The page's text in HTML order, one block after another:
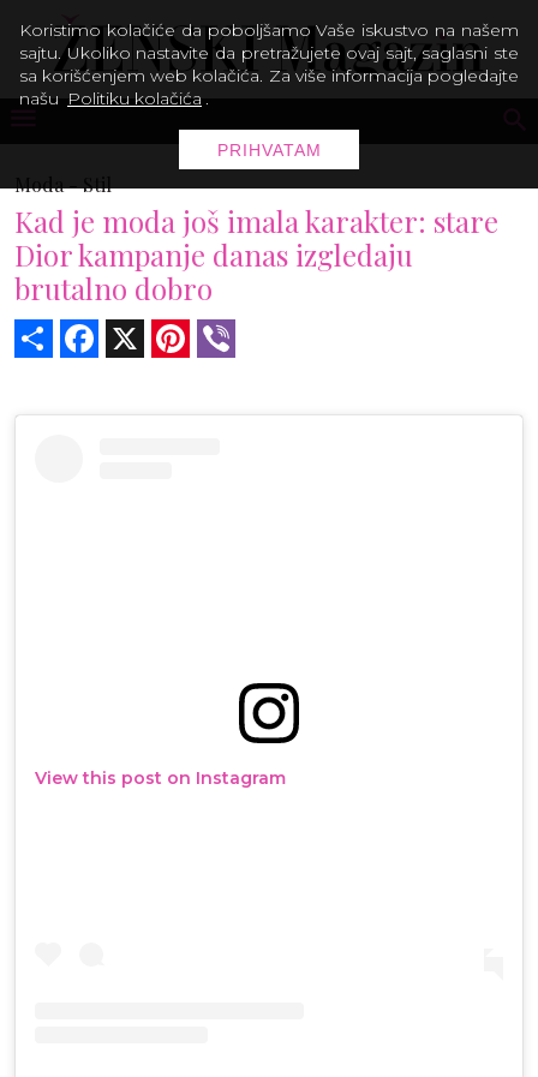
Moda -Stil
Kad je moda još imala karakter: stare
Dior kampanje danas izgledaju
brutalno dobro
Share Facebook Pinterest
View this post on Instagram
Koristimo kolačiće da poboljšamo Vaše iskustvo na našem
sajtu. Ukoliko nastavite da pretražujete ovaj sajt, saglasni ste
sa korišćenjem web kolačića. Za više informacija pogledajte
našu Politiku kolačića .
PRIHVATAM